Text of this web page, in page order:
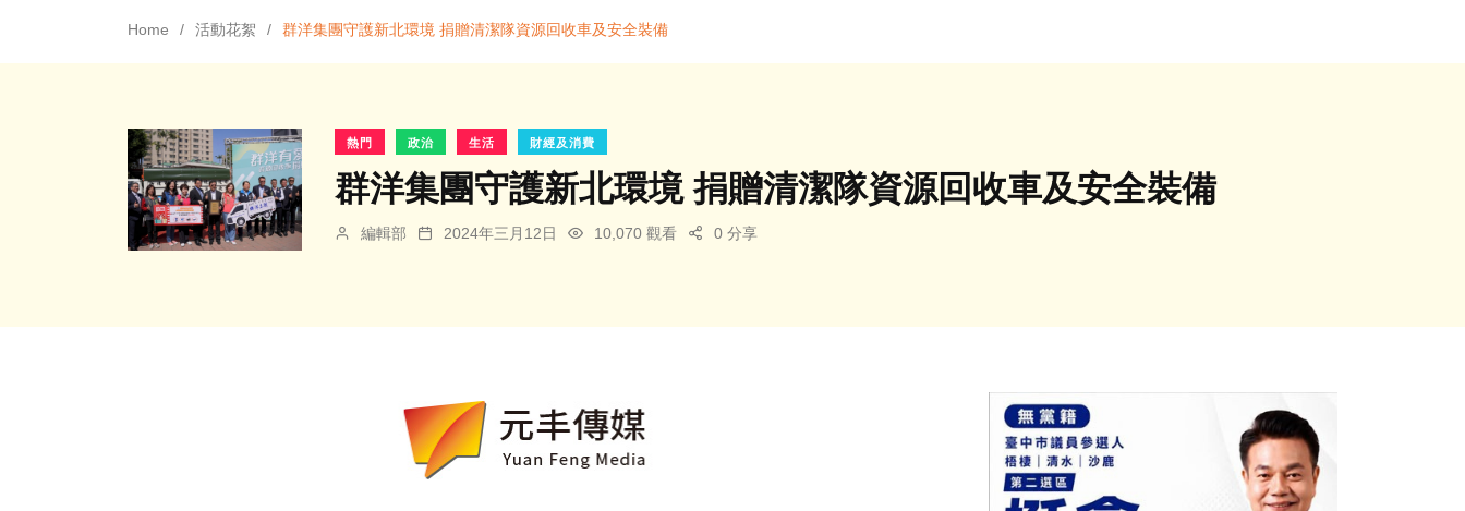
Home 活動花絮 群洋集團守護新北環境 捐贈清潔隊資源回收車及安全裝備
熱門 政治 生活 財經及消費
群洋集團守護新北環境 捐贈清潔隊資源回收車及安全裝備
編輯部 2024年三月12日 10,070 觀看 0 分享